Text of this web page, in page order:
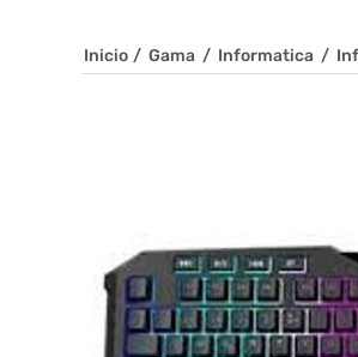
Inicio / Gama / Informatica /